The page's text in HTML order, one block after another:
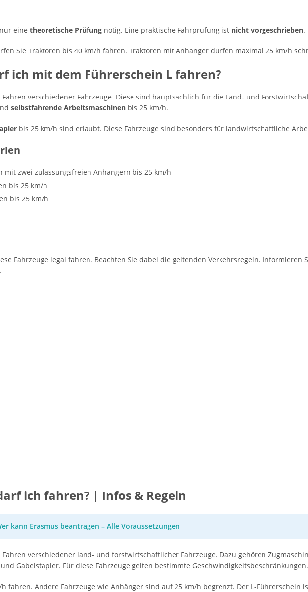
eine theoretische Prüfung nötig. Eine praktische Fahrprüfung ist nicht vorgeschrieben.
Sie Traktoren bis 40 km/h fahren. Traktoren mit Anhänger dürfen maximal 25 km/h
ich mit dem Führerschein L fahren?
verschiedener Fahrzeuge. Diese sind hauptsächlich für die Land- und
selbstfahrende Arbeitsmaschinen bis 25 km/h.
bis 25 km/h sind erlaubt. Diese Fahrzeuge sind besonders für landwirtschaftliche
mit zwei zulassungsfreien Anhängern bis 25 km/h
bis 25 km/h
bis 25 km/h
Fahrzeuge legal fahren. Beachten Sie dabei die geltenden Verkehrsregeln. Informieren
ich fahren? | Infos & Regeln
kann Erasmus beantragen – Alle Voraussetzungen
verschiedener land- und forstwirtschaftlicher Fahrzeuge. Dazu gehören
Gabelstapler. Für diese Fahrzeuge gelten bestimmte Geschwindigkeitsbeschränkungen.
fahren. Andere Fahrzeuge wie Anhänger sind auf 25 km/h begrenzt. Der L-Führerschein